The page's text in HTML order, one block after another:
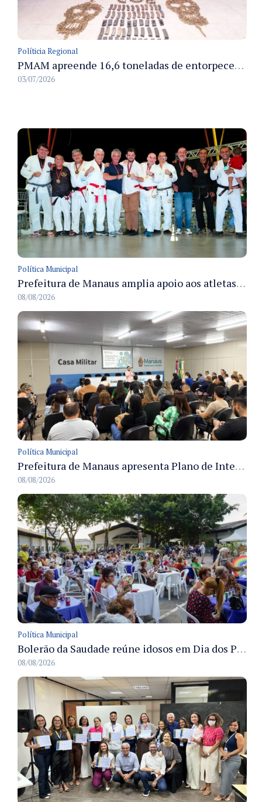
Políticia Regional
PMAM apreende 16,6 toneladas de entorpecentes e registra aumento nas prisões em flagrante e nas capturas de foragidos no primeiro semestre de 2026
03/07/2026
Política Municipal
Prefeitura de Manaus amplia apoio aos atletas de 100 para 150 beneficiados a partir do próximo ano
08/08/2026
Política Municipal
Prefeitura de Manaus apresenta Plano de Integridade da CGM e qualifica servidores para governança e conformidade no biênio 2027-2028
08/08/2026
Política Municipal
Bolerão da Saudade reúne idosos em Dia dos Pais promovido pela Fundação Dr. Thomas em Manaus
08/08/2026